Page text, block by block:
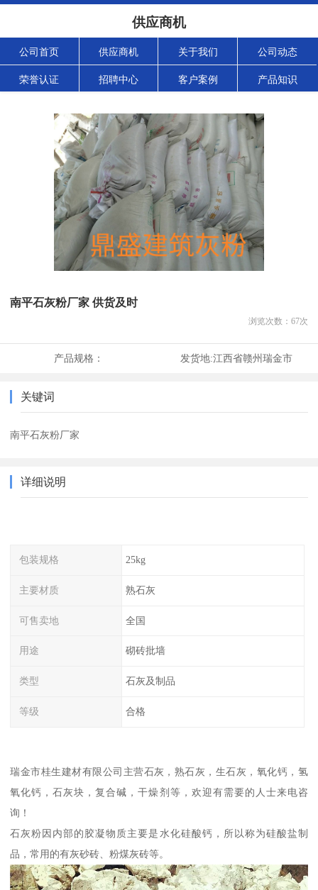
供应商机
公司首页 供应商机 关于我们 公司动态
荣誉认证 招聘中心 客户案例 产品知识
南平石灰粉厂家 供货及时
浏览次数： 67次
产品规格： 发货地:江西省赣州瑞金市
关键词
南平石灰粉厂家
详细说明
包装规格 25kg
主要材质 熟石灰
可售卖地 全国
用途 砌砖批墙
类型 石灰及制品
等级 合格
瑞金市桂生建材有限公司主营石灰，熟石灰，生石灰，氧化钙，氢
氧化钙，石灰块，复合碱，干燥剂等，欢迎有需要的人士来电咨
询！
石灰粉因内部的胶凝物质主要是水化硅酸钙，所以称为硅酸盐制
品，常用的有灰砂砖、粉煤灰砖等。